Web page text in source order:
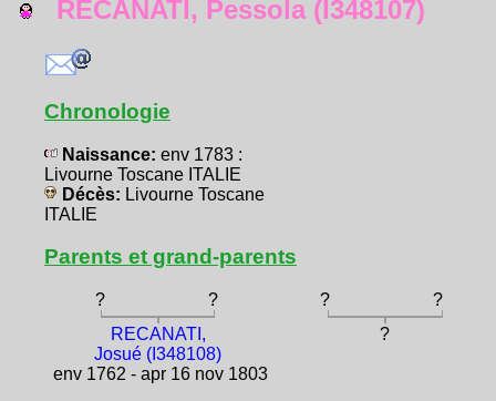
RECANATI, Pessola (I348107)
Chronologie
Naissance: env 1783 :
Livourne Toscane ITALIE
Décès: Livourne Toscane
ITALIE
Parents et grand-parents
? ? ?
?
RECANATI,
Josué (I348108)
env 1762 - apr 16 nov 1803
?